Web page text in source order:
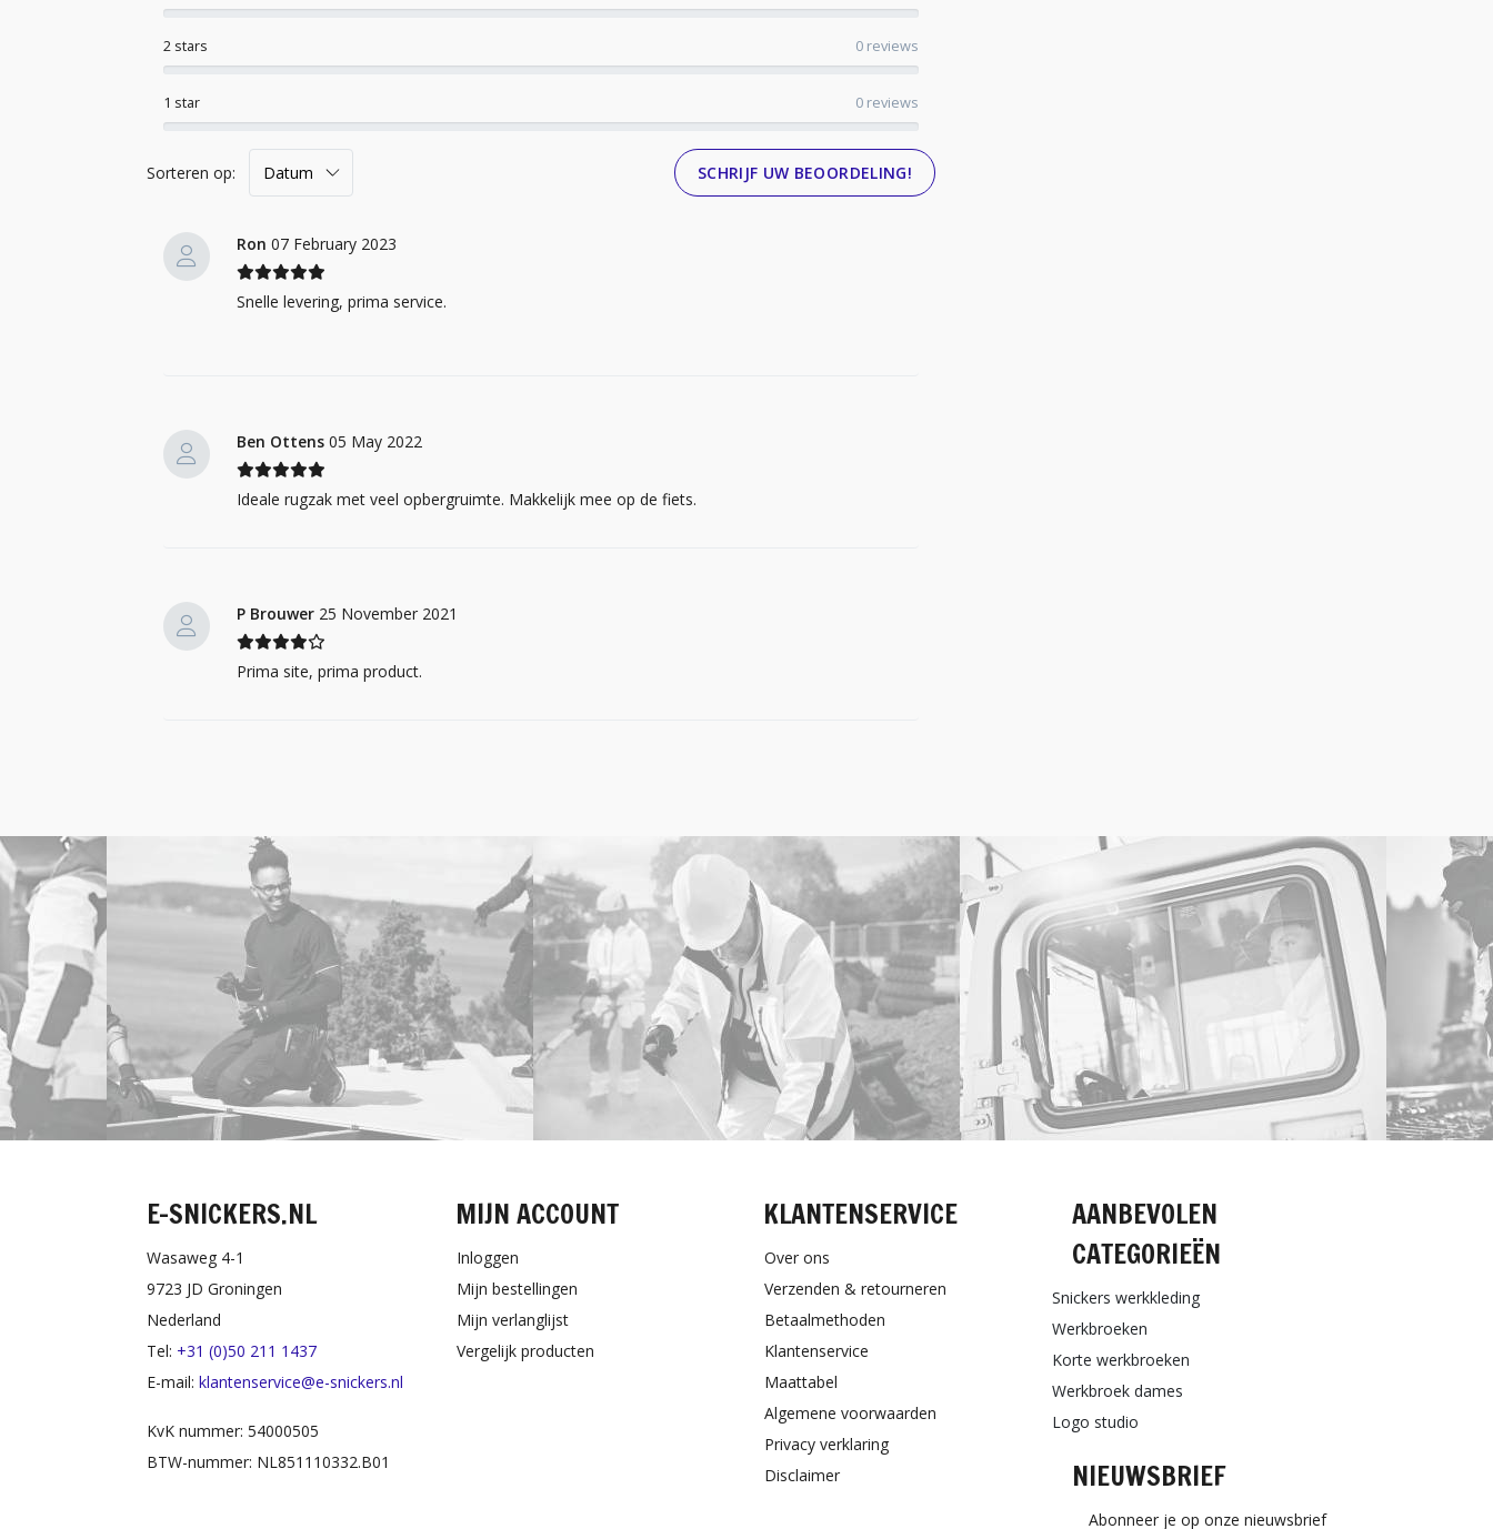
1 star 0 reviews
2 stars 0 reviews
Sorteren op: SCHRIJF UW BEOORDELING!
Ron 07 February 2023
Snelle levering, prima service.
Ben Ottens 05 May 2022
Ideale rugzak met veel opbergruimte. Makkelijk mee op de fiets.
P Brouwer 25 November 2021
Prima site, prima product.
E-SNICKERS.NL
Wasaweg 4-1
9723 JD Groningen
Nederland
Tel: +31 (0)50 211 1437
E-mail: klantenservice@e-snickers.nl
KvK nummer: 54000505
BTW-nummer: NL851110332.B01
MIJN ACCOUNT
Inloggen
Mijn bestellingen
Mijn verlanglijst
Vergelijk producten
KLANTENSERVICE
Over ons
Verzenden & retourneren
Betaalmethoden
Klantenservice
Maattabel
Algemene voorwaarden
Privacy verklaring
Disclaimer
AANBEVOLEN
CATEGORIEËN
Snickers werkkleding
Werkbroeken
Korte werkbroeken
Werkbroek dames
Logo studio
NIEUWSBRIEF
Abonneer je op onze nieuwsbrief